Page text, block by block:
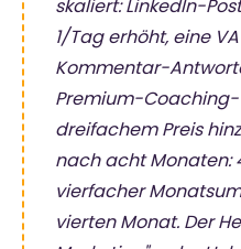
skaliert: LinkedIn-
1/Tag erhöht, eine
Kommentar-
Premium-
dreifachem Preis
nach acht Monaten:
vierfacher
vierten Monat. Der